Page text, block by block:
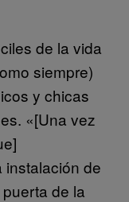
de la vida
siempre)
y chicas
«[Una vez
instalación de
de la